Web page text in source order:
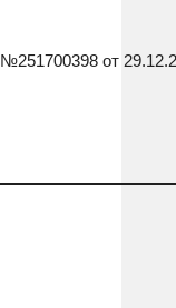
№251700398 от